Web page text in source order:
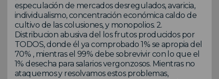
especulación de mercados desregulados, avaricia,
individualismo, concentración económica caldo de
cultivo de las colusiones, y monopolios. 2.
Distribucion abusiva del los frutos producidos por
TODOS, donde él ya comprobado 1% se apropia del
70% , mientras el 99% debe sobrevivir con lo que el
1% desecha para salarios vergonzosos. Mientras no
ataquemos y resolvamos estos problemas,